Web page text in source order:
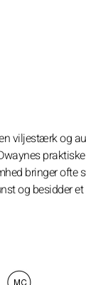
viljestærk og
bringer ofte
og besidder